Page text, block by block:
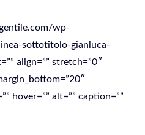
wp-
sottotitolo-gianluca-
align=”” stretch=”0″
hover=”” alt=”” caption=””